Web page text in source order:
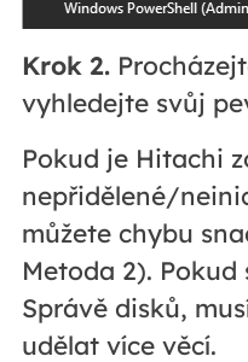
Krok 2.
vyhledejte svůj
Pokud je Hitachi
nepřidělené/
můžete chybu
Metoda 2).
Správě disků,
udělat více věcí.